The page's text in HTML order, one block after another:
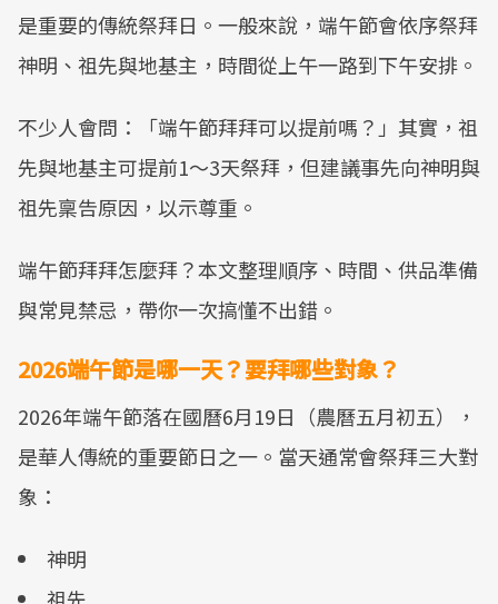
是重要的傳統祭拜日。一般來說，端午節會依序祭拜
神明、祖先與地基主，時間從上午一路到下午安排。
不少人會問：「端午節拜拜可以提前嗎？」其實，祖
先與地基主可提前1～3天祭拜，但建議事先向神明與
祖先稟告原因，以示尊重。
端午節拜拜怎麼拜？本文整理順序、時間、供品準備
與常見禁忌，帶你一次搞懂不出錯。
2026端午節是哪一天？要拜哪些對象？
2026年端午節落在國曆6月19日（農曆五月初五），
是華人傳統的重要節日之一。當天通常會祭拜三大對
象：
神明